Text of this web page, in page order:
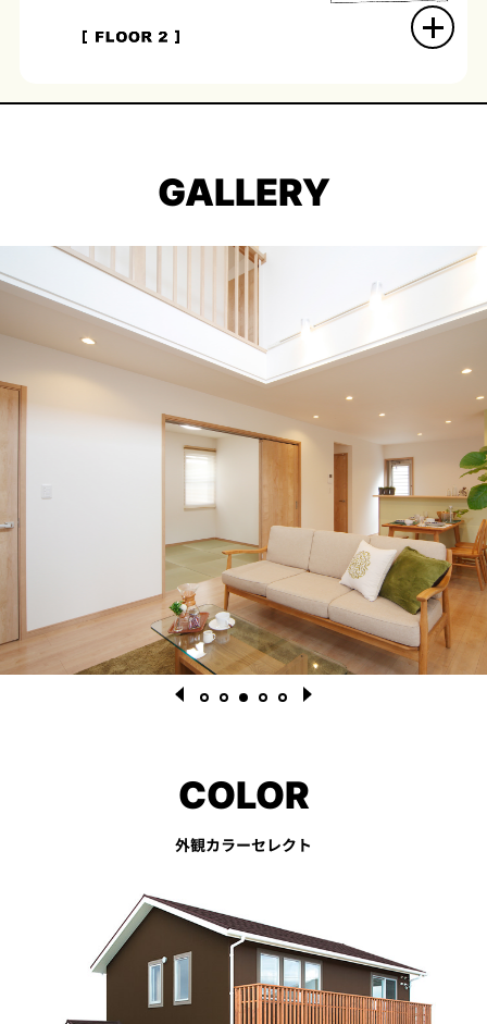
GALLERY
COLOR
外観カラーセレクト